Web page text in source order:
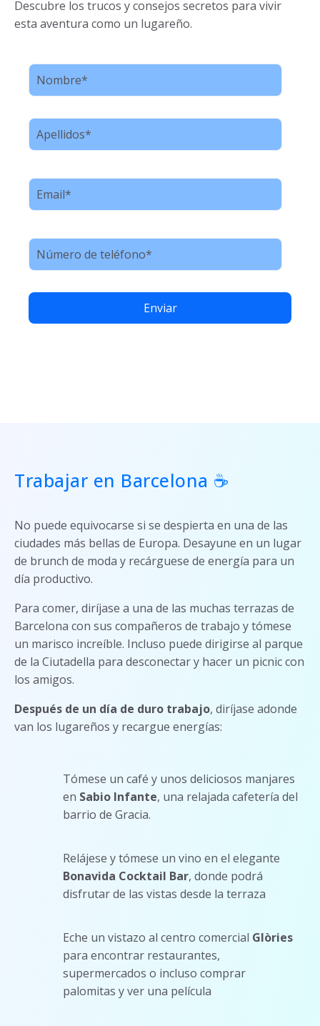
Descubre los trucos y consejos secretos para vivir
esta aventura como un lugareño.
Trabajar en Barcelona ☕
No puede equivocarse si se despierta en una de las
ciudades más bellas de Europa. Desayune en un lugar
de brunch de moda y recárguese de energía para un
día productivo.
Para comer, diríjase a una de las muchas terrazas de
Barcelona con sus compañeros de trabajo y tómese
un marisco increíble. Incluso puede dirigirse al parque
de la Ciutadella para desconectar y hacer un picnic con
los amigos.
Después de un día de duro trabajo, diríjase adonde
van los lugareños y recargue energías:
Tómese un café y unos deliciosos manjares
en Sabio Infante, una relajada cafetería del
barrio de Gracia.
Relájese y tómese un vino en el elegante
Bonavida Cocktail Bar, donde podrá
disfrutar de las vistas desde la terraza
Eche un vistazo al centro comercial Glòries
para encontrar restaurantes,
supermercados o incluso comprar
palomitas y ver una película